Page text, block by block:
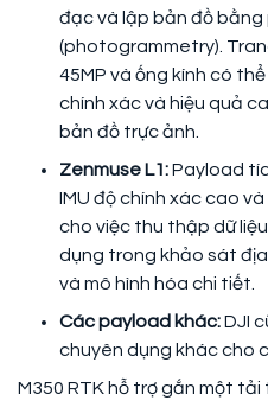
đạc và lập bản đồ
(photogrammetry).
45MP và ống kính có
chính xác và hiệu quả
bản đồ trực ảnh.
Zenmuse L1:Payload
IMU độ chính xác cao
cho việc thu thập dữ
dụng trong khảo sát địa
và mô hình hóa chi tiết.
Các payload khác:DJI
chuyên dụng khác cho
M350 RTK hỗ trợ gắn một